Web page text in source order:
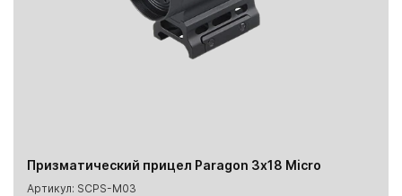
Призматический прицел Paragon 3х18 Micro
Артикул: SCPS-M03